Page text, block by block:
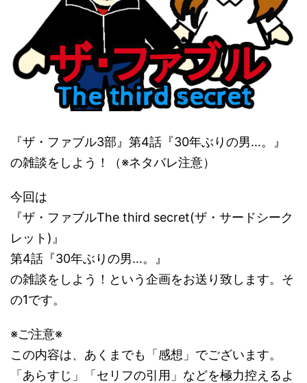
『ザ・ファブル3部』第4話『30年ぶりの男…。』
の雑談をしよう！（※ネタバレ注意）
今回は
『ザ・ファブルThe third secret(ザ・サードシーク
レット)』
第4話『30年ぶりの男…。』
の雑談をしよう！という企画をお送り致します。そ
の1です。
※ご注意※
この内容は、あくまでも「感想」でございます。
「あらすじ」「セリフの引用」などを極力控えるよ